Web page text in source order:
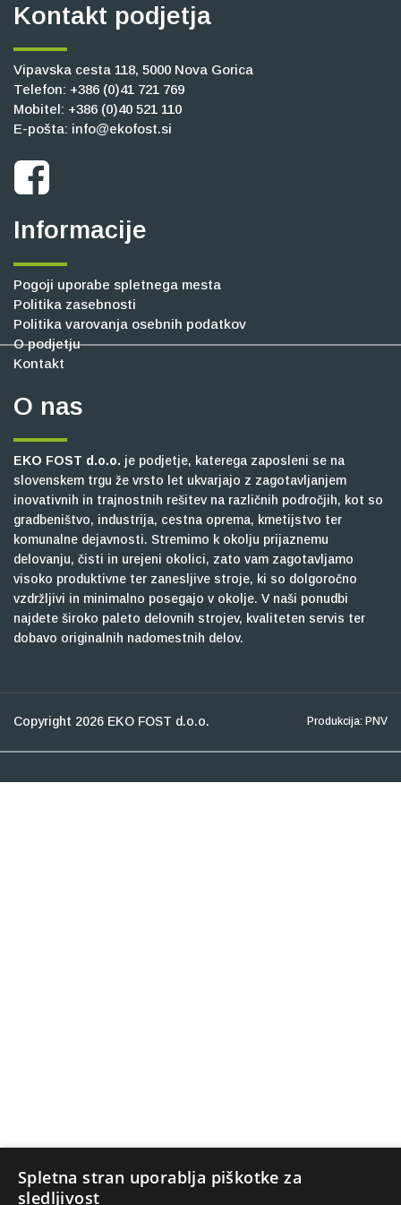
Kontakt podjetja
Vipavska cesta 118, 5000 Nova Gorica
Telefon: +386 (0)41 721 769
Mobitel: +386 (0)40 521 110
E-pošta: info@ekofost.si
Informacije
Pogoji uporabe spletnega mesta
Politika zasebnosti
Politika varovanja osebnih podatkov
O podjetju
Kontakt
O nas
EKO FOST d.o.o. je podjetje, katerega zaposleni se na
slovenskem trgu že vrsto let ukvarjajo z zagotavljanjem
inovativnih in trajnostnih rešitev na različnih področjih, kot so
gradbeništvo, industrija, cestna oprema, kmetijstvo ter
komunalne dejavnosti. Stremimo k okolju prijaznemu
delovanju, čisti in urejeni okolici, zato vam zagotavljamo
visoko produktivne ter zanesljive stroje, ki so dolgoročno
vzdržljivi in minimalno posegajo v okolje. V naši ponudbi
najdete široko paleto delovnih strojev, kvaliteten servis ter
dobavo originalnih nadomestnih delov.
Copyright 2026 EKO FOST d.o.o. Produkcija: PNV
Spletna stran uporablja piškotke za
sledljivost